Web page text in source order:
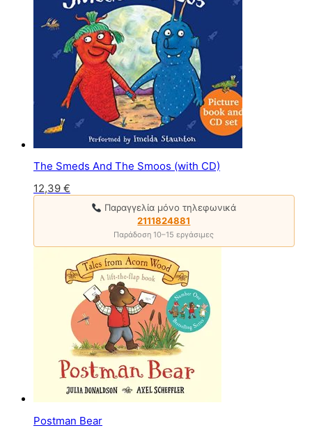
The Smeds And The Smoos (with CD)
12,39 €
Παραγγελία μόνο τηλεφωνικά
2111824881
Παράδοση 10–15 εργάσιμες
Postman Bear